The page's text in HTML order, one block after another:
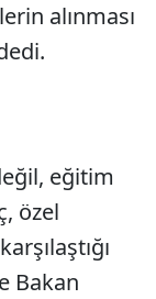
alınması
Sesi Aç
eğitim
özel
Bakan